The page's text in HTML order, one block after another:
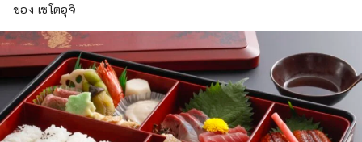
ของ เซโตอุจิ